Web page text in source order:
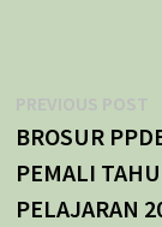
Navigasi
pos
PREVIOUS POST
BROSUR
PEMALI
PELAJARAN